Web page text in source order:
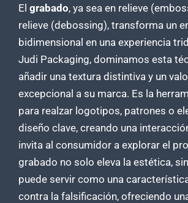
El grabado, ya sea en relieve
relieve (debossing), transforma un
bidimensional en una experiencia
Judi Packaging, dominamos esta
añadir una textura distintiva y un
excepcional a su marca. Es la
para realzar logotipos, patrones o
diseño clave, creando una
invita al consumidor a explorar el
grabado no solo eleva la estética,
puede servir como una
contra la falsificación, ofreciendo